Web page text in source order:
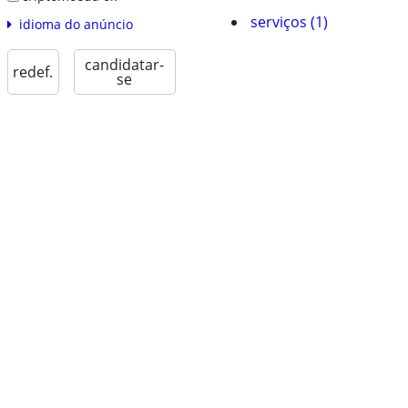
idioma do anúncio
redef. candidatar-
se
serviços (1)